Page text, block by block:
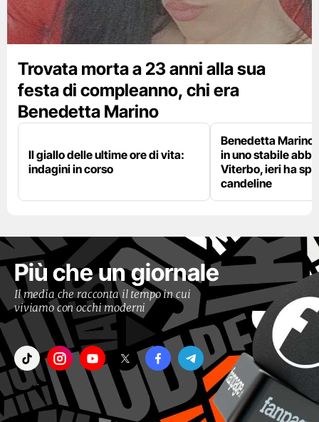
Trovata morta a 23 anni alla sua
festa di compleanno, chi era
Benedetta Marino
Il giallo delle ultime ore di vita:
indagini in corso
Benedetta Marino
in uno stabile
Viterbo, ieri ha
candeline
Più che un giornale
Il media che racconta il tempo in cui
viviamo con occhi moderni